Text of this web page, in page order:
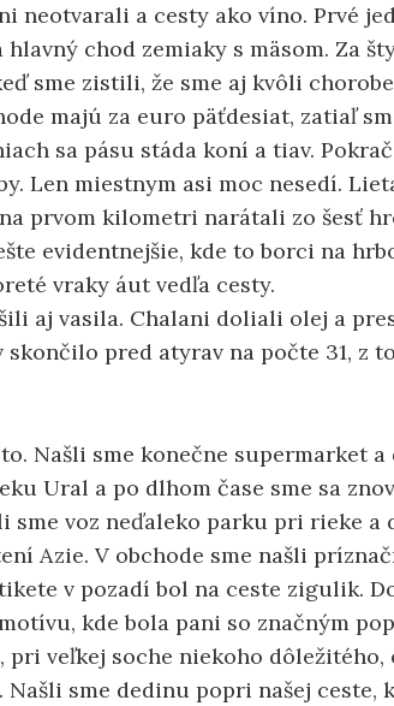
neotvarali a cesty ako víno. Prvé
chod zemiaky s mäsom. Za
sme zistili, že sme aj kvôli
majú za euro päťdesiat, zatiaľ
sa pásu stáda koní a tiav.
Len miestnym asi moc nesedí.
prvom kilometri narátali zo šesť
evidentnejšie, kde to borci na
vraky áut vedľa cesty.
aj vasila. Chalani doliali olej a
pred atyrav na počte 31, z
Našli sme konečne supermarket
Ural a po dlhom čase sme sa
sme voz neďaleko parku pri rieke a
Azie. V obchode sme našli
v pozadí bol na ceste zigulik.
kde bola pani so značným
pri veľkej soche niekoho
sme dedinu popri našej ceste,